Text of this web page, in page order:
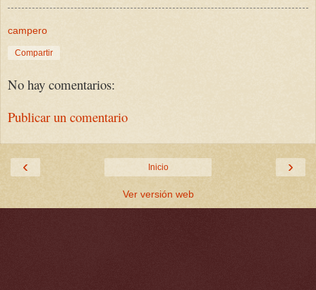
campero
Compartir
No hay comentarios:
Publicar un comentario
‹ ›
Inicio
Ver versión web